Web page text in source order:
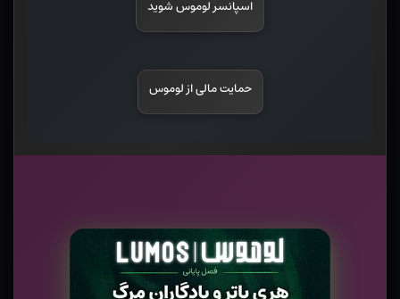
اسپانسر لوموس شوید
حمایت مالی از لوموس